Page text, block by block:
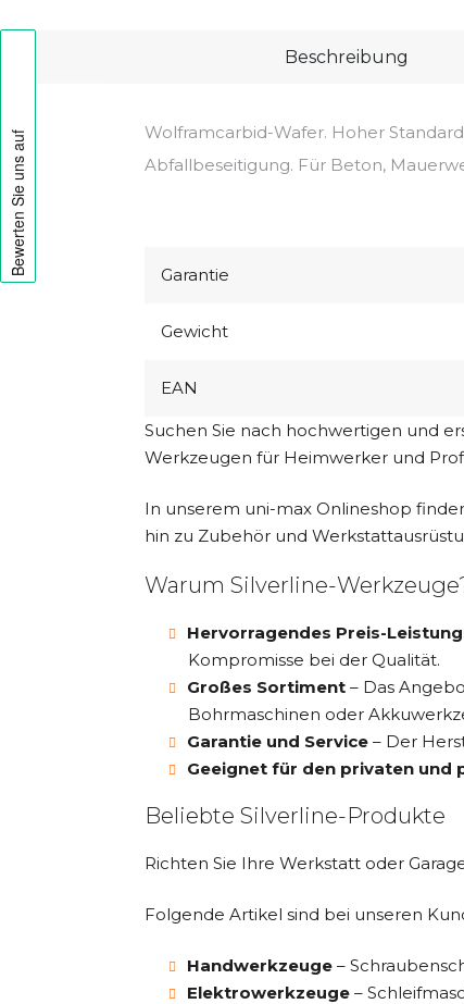
Beschreibung
Wolframcarbid-Wafer. Hoher
Abfallbeseitigung. Für Beton,
Garantie
Gewicht
EAN
Suchen Sie nach hochwertigen und
Werkzeugen für Heimwerker und
In unserem uni-max Onlineshop
hin zu Zubehör und
Warum Silverline-
Hervorragendes Preis-
Kompromisse bei der Qualität.
Großes Sortiment – Das
Bohrmaschinen oder
Garantie und Service – Der
Geeignet für den privaten und
Beliebte Silverline-Produkte
Richten Sie Ihre Werkstatt oder
Folgende Artikel sind bei unseren
Handwerkzeuge –
Elektrowerkzeuge –